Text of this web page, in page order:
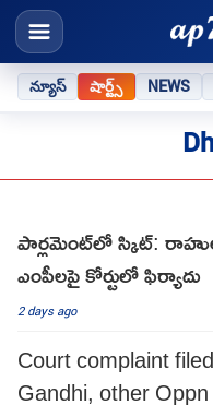
న్యూస్ షార్ట్స్ NEWS
పార్లమెంట్‌లో స్కిట్:
ఎంపీలపై కోర్టులో ఫిర్యాదు
2 days ago
Court complaint
Gandhi, other